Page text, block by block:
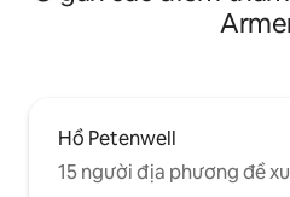
Hồ Petenwell
15 người địa phương đề